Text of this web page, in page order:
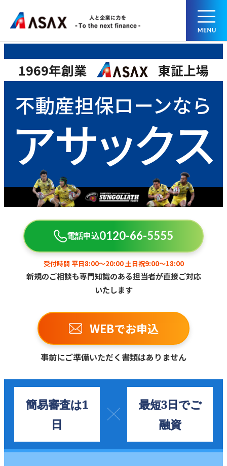
1969年創業 東証上場
不動産担保ローンなら
アサックス
電話申込0120-66-5555
受付時間 平日8:00～20:00 土日祝9:00～18:00
新規のご相談も専門知識のある担当者が直接ご対応
いたします
WEBでお申込
事前にご準備いただく書類はありません
簡易審査は1
日
最短3日でご
融資